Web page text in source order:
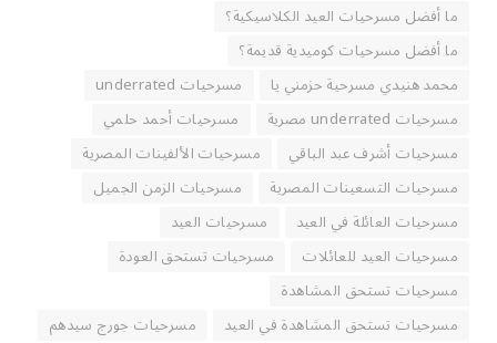
ما أفضل مسرحيات العيد الكلاسيكية؟
ما أفضل مسرحيات كوميدية قديمة؟
محمد هنيدي مسرحية حزمني يا
مسرحيات underrated
مسرحيات underrated مصرية
مسرحيات أحمد حلمي
مسرحيات أشرف عبد الباقي
مسرحيات الألفينات المصرية
مسرحيات التسعينات المصرية
مسرحيات الزمن الجميل
مسرحيات العائلة في العيد
مسرحيات العيد
مسرحيات العيد للعائلات
مسرحيات تستحق العودة
مسرحيات تستحق المشاهدة
مسرحيات تستحق المشاهدة في العيد
مسرحيات جورج سيدهم